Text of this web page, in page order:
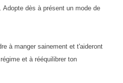
dès à présent un mode de
à manger sainement et t'aideront
et à rééquilibrer ton